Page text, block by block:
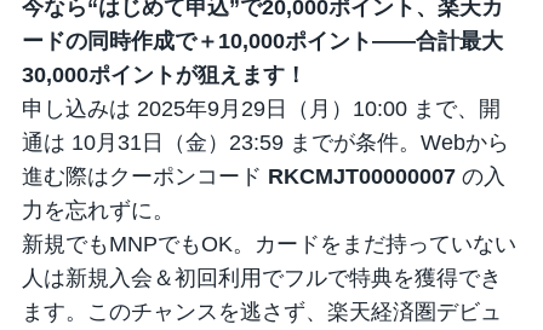
今なら“はじめて申込”で20,000ポイント、楽天カ
ードの同時作成で＋10,000ポイント――合計最大
30,000ポイントが狙えます！
申し込みは 2025年9月29日（月）10:00まで、開
通は 10月31日（金）23:59までが条件。Webから
進む際はクーポンコード RKCMJT00000007の入
力を忘れずに。
新規でもMNPでもOK。カードをまだ持っていない
人は新規入会＆初回利用でフルで特典を獲得でき
ます。このチャンスを逃さず、楽天経済圏デビュ